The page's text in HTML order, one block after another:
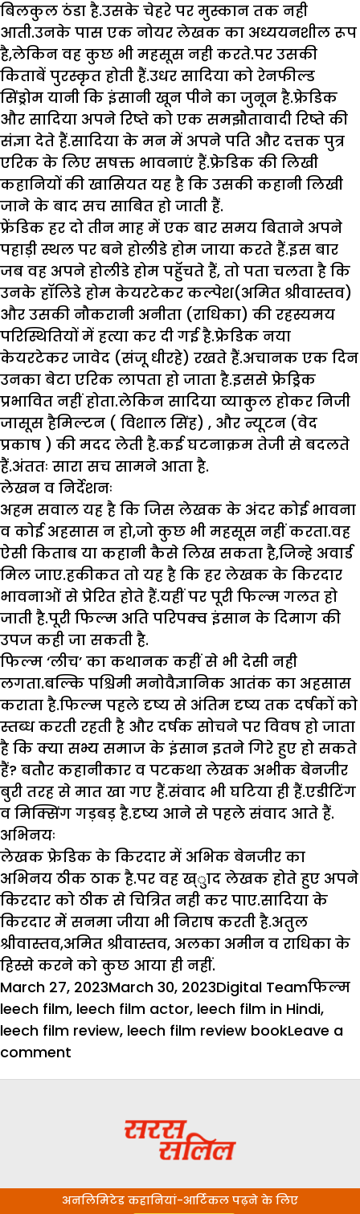
बिलकुल ठंडा है.उसके चेहरे पर मुस्कान तक नही
आती.उनके पास एक नोयर लेखक का अध्ययनशील रूप
है,लेकिन वह कुछ भी महसूस नही करते.पर उसकी
किताबें पुरस्कृत होती हैं.उधर सादिया को रेनफील्ड
सिंड्रोम यानी कि इंसानी खून पीने का जुनून है.फ्रेडिक
और सादिया अपने रिष्ते को एक समझौतावादी रिष्ते की
संज्ञा देते हैं.सादिया के मन में अपने पति और दत्तक पुत्र
एरिक के लिए सषक्त भावनाएं हैं.फ्रेडिक की लिखी
कहानियों की खासियत यह है कि उसकी कहानी लिखी
जाने के बाद सच साबित हो जाती हैं.
फ्रेंडिक हर दो तीन माह में एक बार समय बिताने अपने
पहाड़ी स्थल पर बने होलीडे होम जाया करते हैं.इस बार
जब वह अपने होलीडे होम पहुॅचते हैं, तो पता चलता है कि
उनके हॉलिडे होम केयरटेकर कल्पेश(अमित श्रीवास्तव)
और उसकी नौकरानी अनीता (राधिका) की रहस्यमय
परिस्थितियों में हत्या कर दी गई है.फ्रेडिक नया
केयरटेकर जावेद (संजू धीरहे) रखते हैं.अचानक एक दिन
उनका बेटा एरिक लापता हो जाता है.इससे फ्रेड्रिक
प्रभावित नहीं होता.लेकिन सादिया व्याकुल होकर निजी
जासूस हैमिल्टन ( विशाल सिंह) , और न्यूटन (वेद
प्रकाष ) की मदद लेती है.कई घटनाक्रम तेजी से बदलते
हैं.अंततः सारा सच सामने आता है.
लेखन व निर्देशनः
अहम सवाल यह है कि जिस लेखक के अंदर कोई भावना
व कोई अहसास न हो,जो कुछ भी महसूस नहीं करता.वह
ऐसी किताब या कहानी कैसे लिख सकता है,जिन्हे अवार्ड
मिल जाए.हकीकत तो यह है कि हर लेखक के किरदार
भावनाओं से प्रेरित होते हैं.यहीं पर पूरी फिल्म गलत हो
जाती है.पूरी फिल्म अति परिपक्व इंसान के दिमाग की
उपज कही जा सकती है.
फिल्म ‘लीच’ का कथानक कहीं से भी देसी नही
लगता.बल्कि पश्चिमी मनोवैज्ञानिक आतंक का अहसास
कराता है.फिल्म पहले दृष्य से अंतिम दृष्य तक दर्षकों को
स्तब्ध करती रहती है और दर्षक सोचने पर विवष हो जाता
है कि क्या सभ्य समाज के इंसान इतने गिरे हुए हो सकते
हैं? बतौर कहानीकार व पटकथा लेखक अभीक बेनजीर
बुरी तरह से मात खा गए हैं.संवाद भी घटिया ही हैं.एडीटिंग
व मिक्सिंग गड़बड़ है.दृष्य आने से पहले संवाद आते हैं.
अभिनयः
लेखक फ्रेडिक के किरदार में अभिक बेनजीर का
अभिनय ठीक ठाक है.पर वह ख्ुाद लेखक होते हुए अपने
किरदार को ठीक से चित्रित नही कर पाए.सादिया के
किरदार मेें सनमा जीया भी निराष करती है.अतुल
श्रीवास्तव,अमित श्रीवास्तव, अलका अमीन व राधिका के
हिस्से करने को कुछ आया ही नहीं.
Posted
on
March 27, 2023March 30, 2023Author
Digital Teamफिल्म
leech film, leech film actor, leech film in Hindi,
leech film review, leech film review bookLeave a
comment
सोच
अनलिमिटेड कहानियां-आर्टिकल पढ़ने के लिए